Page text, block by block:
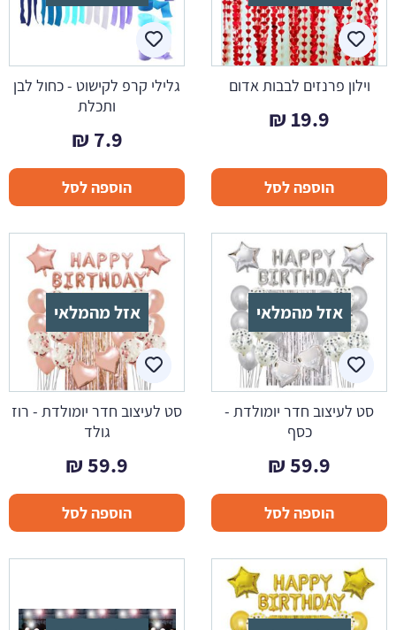
וילון פרנזים לבבות אדום
19.9
₪
הוספה לסל
גלילי קרפ לקישוט - כחול לבן
ותכלת
7.9
₪
הוספה לסל
אזל מהמלאי
סט לעיצוב חדר יומולדת -
כסף
59.9
₪
הוספה לסל
אזל מהמלאי
סט לעיצוב חדר יומולדת - רוז
גולד
59.9
₪
הוספה לסל